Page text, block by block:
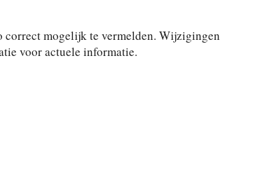
correct mogelijk te vermelden. Wijzigingen
voor actuele informatie.